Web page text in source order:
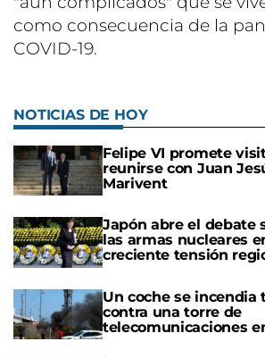
como consecuencia de la
COVID-19.
NOTICIAS DE HOY
Felipe VI promete
reunirse con Juan
Marivent
Japón abre el debate
las armas nucleares
creciente tensión
Un coche se incendia
contra una torre de
telecomunicaciones